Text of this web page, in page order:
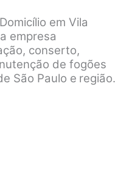
em Vila
empresa
conserto,
de fogões
São Paulo e região.